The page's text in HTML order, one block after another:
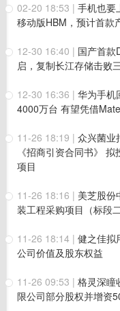
02-20 18:53 | 手机也要
移动版HBM，预计首款
12-30 16:40 | 国产首款
启，复制长江存储击败
12-30 16:36 | 华为手机
4000万台 有望凭借
11-26 18:19 | 众兴菌业
《招商引资合同书》
项目
11-26 18:16 | 美芝股份
装工程采购项目（标段二
11-26 18:14 | 健之佳拟
公司价值及股东权益
11-26 09:53 | 格灵深瞳
限公司部分股权并增资